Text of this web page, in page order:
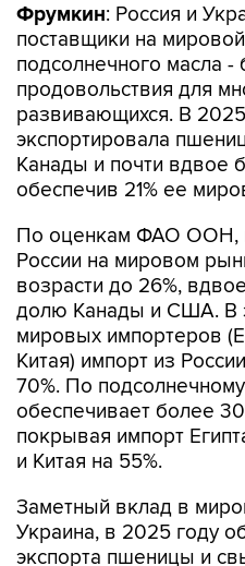
Фрумкин: Россия и
поставщики на
подсолнечного масла
продовольствия для
развивающихся. В
экспортировала
Канады и почти
обеспечив 21% ее
По оценкам ФАО ООН,
России на мировом
возрасти до 26%,
долю Канады и США. В
мировых импортеров
Китая) импорт из
70%. По
обеспечивает более
покрывая импорт
и Китая на 55%.
Заметный вклад в
Украина, в 2025 году
экспорта пшеницы и